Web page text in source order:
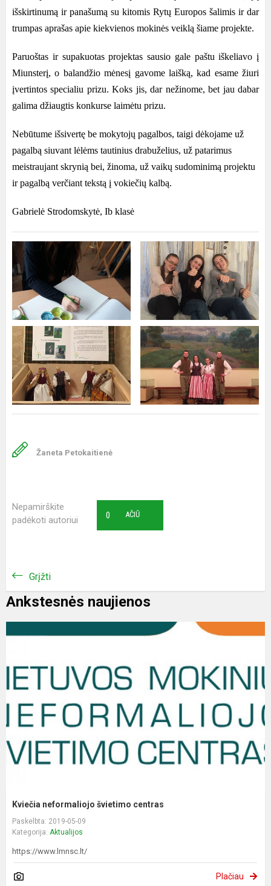
išskirtinumą ir panašumą su kitomis Rytų Europos šalimis ir dar
trumpas aprašas apie kiekvienos mokinės veiklą šiame projekte.
Paruoštas ir supakuotas projektas sausio gale paštu iškeliavo į
Miunsterį, o balandžio mėnesį gavome laišką, kad esame žiuri
įvertintos specialiu prizu. Koks jis, dar nežinome, bet jau dabar
galima džiaugtis konkurse laimėtu prizu.
Nebūtume išsivertę be mokytojų pagalbos, taigi dėkojame už
pagalbą siuvant lėlėms tautinius drabuželius, už patarimus
meistraujant skrynią bei, žinoma, už vaikų sudominimą projektu
ir pagalbą verčiant tekstą į vokiečių kalbą.
Gabrielė Strodomskytė, Ib klasė
Žaneta Petokaitienė
Nepamirškite
padėkoti autoriui
AČIŪ
0
Grįžti
Ankstesnės naujienos
Kviečia neformaliojo švietimo centras
Paskelbta: 2019-05-09
Kategorija: Aktualijos
https://www.lmnsc.lt/
Plačiau